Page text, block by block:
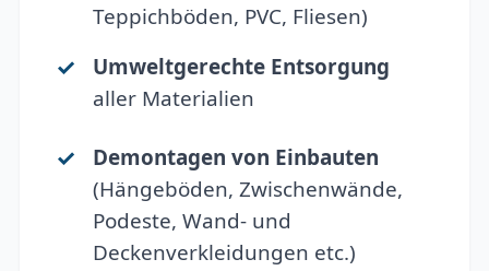
Teppichböden, PVC, Fliesen)
Umweltgerechte Entsorgung
aller Materialien
Demontagen von Einbauten
(Hängeböden, Zwischenwände,
Podeste, Wand- und
Deckenverkleidungen etc.)